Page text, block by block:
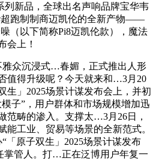
列新品，全球出名声响品牌宝华韦
超跑制制商迈凯伦的全新产物——
（以下简称Pi8迈凯伦款），魔法
会上！
众沉浸式…春媚，正式推出人形
值得升级呢？今天就来和…3月20
生」2025场景计谋发布会上，并初
子”，用户群体和市场规模增加迅
范畴的渗入。支撑太…3月26日，
能工业、贸易等场景的全新范式。
「原子双生」2025场景计谋发布
掌管人。打…正在泛博用户年复一